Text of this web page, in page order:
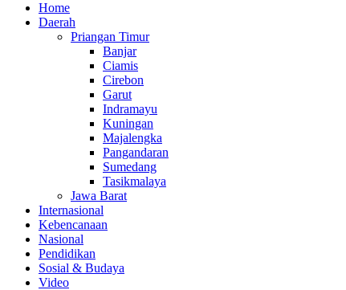
Home
Daerah
Priangan Timur
Banjar
Ciamis
Cirebon
Garut
Indramayu
Kuningan
Majalengka
Pangandaran
Sumedang
Tasikmalaya
Jawa Barat
Internasional
Kebencanaan
Nasional
Pendidikan
Sosial & Budaya
Video